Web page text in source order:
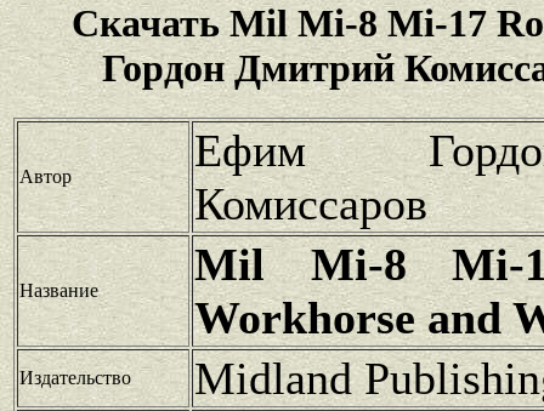
Скачать Mil Mi-8 Mi-17
Гордон Дмитрий
Автор
Ефим
Комиссаров
Название
Mil Mi-8 Mi-
Workhorse and
Издательство Midland